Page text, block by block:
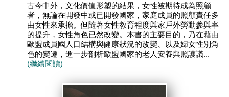
古今中外，文化價值形塑的結果，女性被期待成為照顧
者，無論在開發中或已開發國家，家庭成員的照顧責任多
由女性來承擔。但隨著女性教育程度與家戶外勞動參與率
的提升，女性角色已然改變。本書的主要目的，乃在藉由
歐盟成員國人口結構與健康狀況的改變、以及婦女性別角
色的變遷，進一步剖析歐盟國家的老人安養與照護議...
(繼續閱讀)